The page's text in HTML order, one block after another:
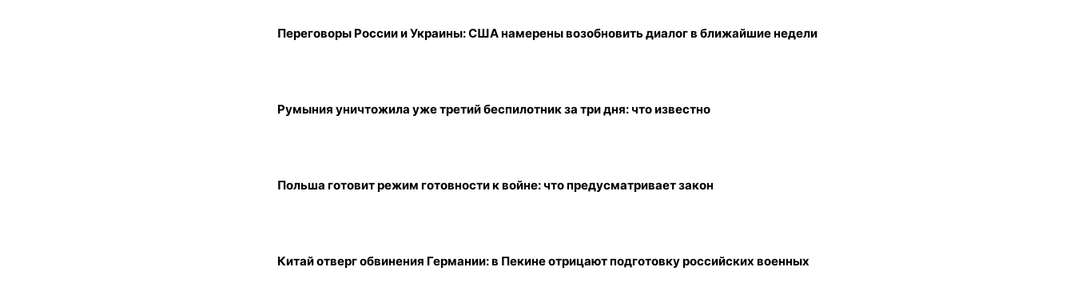
Переговоры России и Украины: США намерены возобновить диалог в ближайшие недели
Румыния уничтожила уже третий беспилотник за три дня: что известно
Польша готовит режим готовности к войне: что предусматривает закон
Китай отверг обвинения Германии: в Пекине отрицают подготовку российских военных